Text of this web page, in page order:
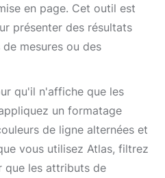
en page. Cet outil est
présenter des résultats
mesures ou des
qu'il n'affiche que les
un formatage
de ligne alternées et
vous utilisez Atlas, filtrez
que les attributs de